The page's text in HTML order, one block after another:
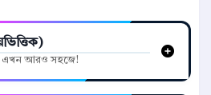
এখন আরও সহজে!